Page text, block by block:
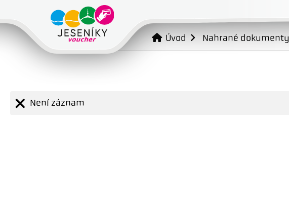
Úvod Nahrané dokumenty
Není záznam